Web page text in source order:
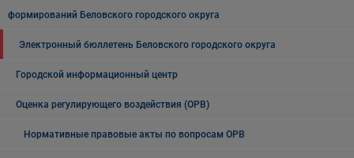
формирований Беловского городского округа
Электронный бюллетень Беловского городского округа
Городской информационный центр
Оценка регулирующего воздействия (ОРВ)
Нормативные правовые акты по вопросам ОРВ